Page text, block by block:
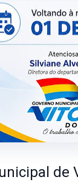
de